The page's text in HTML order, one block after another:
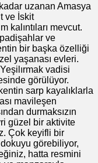
uzanan Amasya
ve İskit
kalıntıları mevcut.
ve
bir başka özelliği
yaşanası evleri.
vadisi
görülüyor.
sarp kayalıklarla
mavileşen
durmaksızın
güzel bir aktivite
Çok keyifli bir
görebiliyor,
hatta resmini